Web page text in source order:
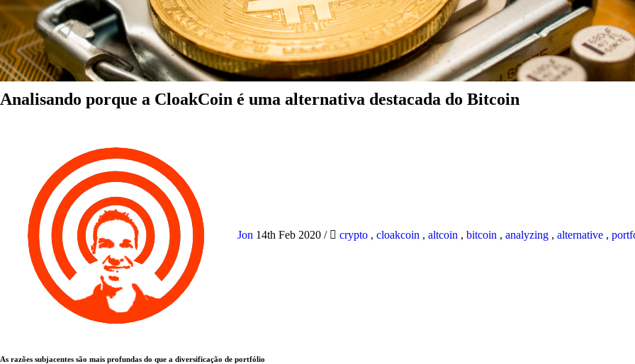
Analisando porque a CloakCoin é uma alternativa destacada do Bitcoin
Jon 14th Feb 2020 / crypto , cloakcoin , altcoin , bitcoin , analyzing , alternative ,
As razões subjacentes são mais profundas do que a diversificação de portfólio